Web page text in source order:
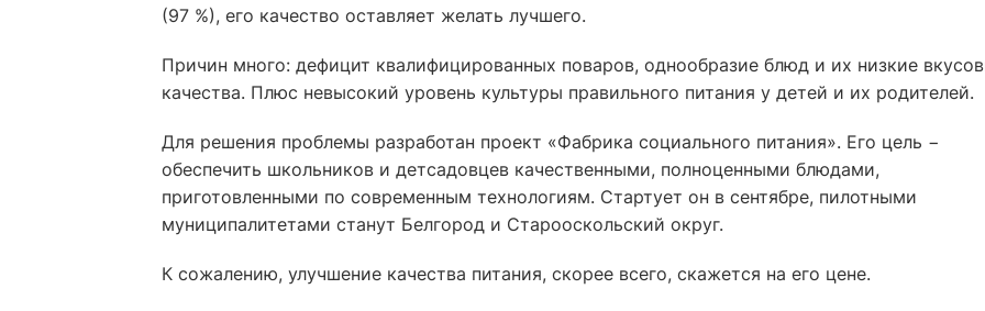
(97 %), его качество оставляет желать лучшего.
Причин много: дефицит квалифицированных поваров, однообразие блюд и их низкие
качества. Плюс невысокий уровень культуры правильного питания у детей и их родителей.
Для решения проблемы разработан проект «Фабрика социального питания». Его цель −
обеспечить школьников и детсадовцев качественными, полноценными блюдами,
приготовленными по современным технологиям. Стартует он в сентябре, пилотными
муниципалитетами станут Белгород и Старооскольский округ.
К сожалению, улучшение качества питания, скорее всего, скажется на его цене.